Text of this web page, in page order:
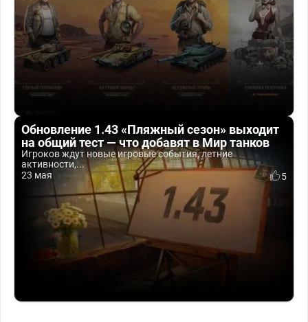
Обновление 1.43 «Пляжный сезон» выходит
на общий тест — что добавят в Мир танков
Игроков ждут новые игровые события, летние
активности,...
23 мая
5